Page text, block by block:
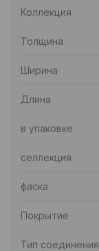
Коллекция
Толщина
Ширина
Длина
в упаковке
селлекция
фаска
Покрытие
Тип соединения